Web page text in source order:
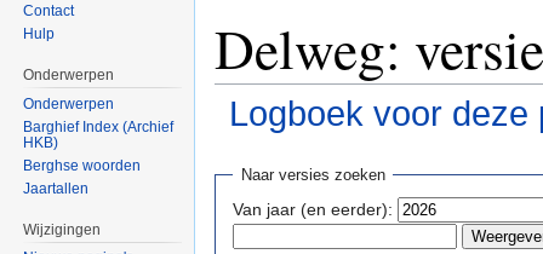
Delweg:
Logboek voor deze
Naar versies zoeken
Van jaar (en eerder):
Contact
Hulp
Onderwerpen
Onderwerpen
Barghief Index (Archief
HKB)
Berghse woorden
Jaartallen
Wijzigingen